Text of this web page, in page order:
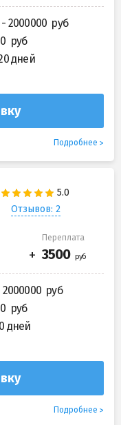
- 2000000
дней
Подробнее
Отзывов: 2
Переплата
2000000
дней
Подробнее